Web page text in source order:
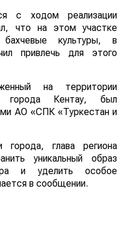
с ходом реализации
что на этом участке
культуры, в
привлечь для этого
на территории
города Кентау, был
АО «СПК «Туркестан и
города, глава региона
уникальный образ
и уделить особое
в сообщении.